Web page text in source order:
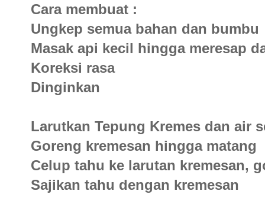
Cara membuat :
Ungkep semua bahan dan bumbu
Masak api kecil hingga meresap
Koreksi rasa
Dinginkan
Larutkan Tepung Kremes dan air
Goreng kremesan hingga matang
Celup tahu ke larutan kremesan,
Sajikan tahu dengan kremesan